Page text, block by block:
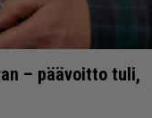
– päävoitto tuli,